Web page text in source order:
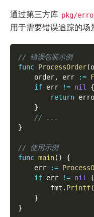
通过第三方库 pkg/
用于需要错误追踪的场
// 错误包装示例
func ProcessOrder(
    order
, err :=
if err != nil
{
return
}
// ...
}
// 使用示例
func main( )
{
    err
:=
if err != nil
{
        fmt
. Printf(
}
}